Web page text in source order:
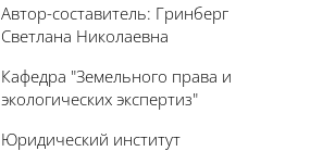
Автор-составитель: Гринберг
Светлана Николаевна
Кафедра "Земельного права и
экологических экспертиз"
Юридический институт